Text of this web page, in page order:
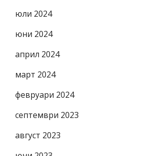
юли 2024
юни 2024
април 2024
март 2024
февруари 2024
септември 2023
август 2023